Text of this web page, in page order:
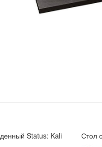
Status: Kali Стол